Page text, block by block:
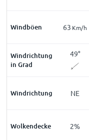
Windböen
h 72Km/h 63 Km/h
Windrichtung
in Grad
42° 49°
Windrichtung
NE NE
Wolkendecke
4% 2%